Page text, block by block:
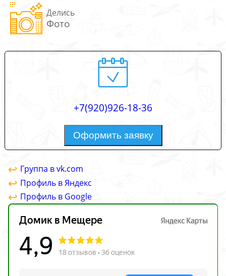
Делись
Фото
+7(920)926-18-36
Оформить заявку
Группа в vk.com
Профиль в Яндекс
Профиль в Google